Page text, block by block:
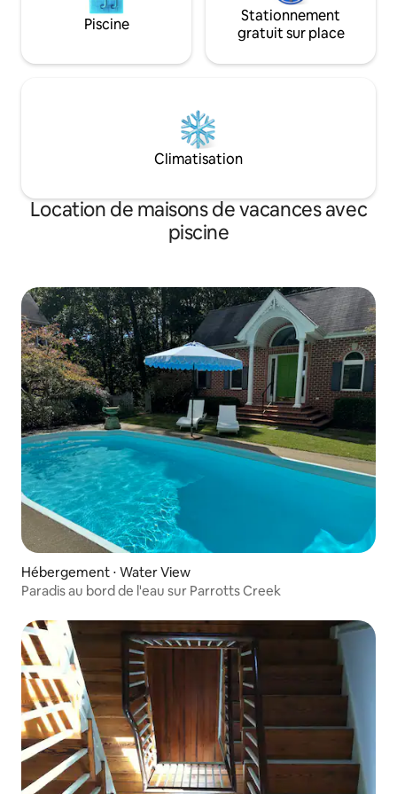
Piscine
Stationnement
gratuit sur place
Climatisation
Location de maisons de vacances avec
piscine
Hébergement ⋅ Water View
Paradis au bord de l'eau sur Parrotts Creek